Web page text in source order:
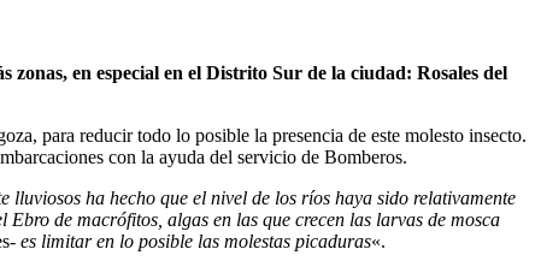
en especial en el Distrito Sur de la ciudad: Rosales del
para reducir todo lo posible la presencia de este molesto insecto.
con la ayuda del servicio de Bomberos.
ha hecho que el nivel de los ríos haya sido relativamente
de macrófitos, algas en las que crecen las larvas de mosca
es limitar en lo posible las molestas picaduras«.